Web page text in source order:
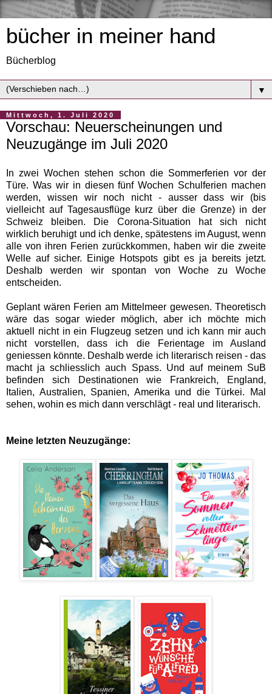
bücher in meiner hand
Bücherblog
▼
Mittwoch, 1. Juli 2020
Vorschau: Neuerscheinungen und
Neuzugänge im Juli 2020
In zwei Wochen stehen schon die Sommerferien vor der
Türe. Was wir in diesen fünf Wochen Schulferien machen
werden, wissen wir noch nicht - ausser dass wir (bis
vielleicht auf Tagesausflüge kurz über die Grenze) in der
Schweiz bleiben. Die Corona-Situation hat sich nicht
wirklich beruhigt und ich denke, spätestens im August, wenn
alle von ihren Ferien zurückkommen, haben wir die zweite
Welle auf sicher. Einige Hotspots gibt es ja bereits jetzt.
Deshalb werden wir spontan von Woche zu Woche
entscheiden.
Geplant wären Ferien am Mittelmeer gewesen. Theoretisch
wäre das sogar wieder möglich, aber ich möchte mich
aktuell nicht in ein Flugzeug setzen und ich kann mir auch
nicht vorstellen, dass ich die Ferientage im Ausland
geniessen könnte. Deshalb werde ich literarisch reisen - das
macht ja schliesslich auch Spass. Und auf meinem SuB
befinden sich Destinationen wie Frankreich, England,
Italien, Australien, Spanien, Amerika und die Türkei. Mal
sehen, wohin es mich dann verschlägt - real und literarisch.
Meine letzten Neuzugänge: